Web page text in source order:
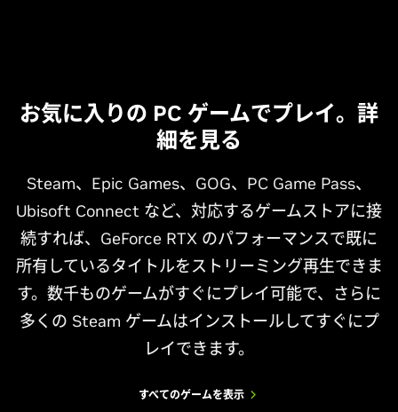
お気に入りの PC ゲームでプレイ。詳
細を見る
Steam、Epic Games、GOG、PC Game Pass、
Ubisoft Connect など、対応するゲームストアに接
続すれば、GeForce RTX のパフォーマンスで既に
所有しているタイトルをストリーミング再生できま
す。数千ものゲームがすぐにプレイ可能で、さらに
多くの Steam ゲームはインストールしてすぐにプ
レイできます。
すべてのゲームを表示